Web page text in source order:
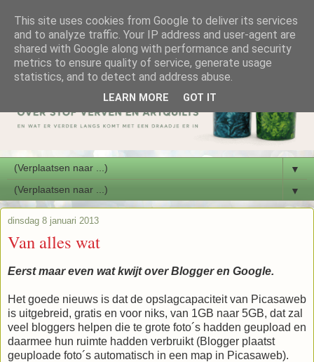
▼
▼
dinsdag 8 januari 2013
Van alles wat
Eerst maar even wat kwijt over Blogger en Google.
Het goede nieuws is dat de opslagcapaciteit van Picasaweb
is uitgebreid, gratis en voor niks, van 1GB naar 5GB, dat zal
veel bloggers helpen die te grote foto´s hadden geupload en
daarmee hun ruimte hadden verbruikt (Blogger plaatst
geuploade foto´s automatisch in een map in Picasaweb).
This site uses cookies from Google to deliver its services
and to analyze traffic. Your IP address and user-agent are
shared with Google along with performance and security
metrics to ensure quality of service, generate usage
statistics, and to detect and address abuse.
LEARN MORE GOT IT